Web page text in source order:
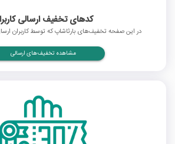
کدهای تخفیف ارسالی
در این صفحه تخفیف‌های بارثاشاپ که توسط کاربران
مشاهده تخفیف‌های ارسالی